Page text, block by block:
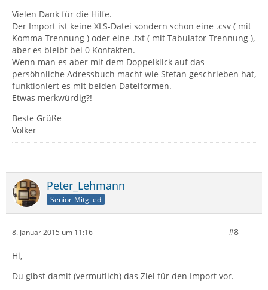
Vielen Dank für die Hilfe.
Der Import ist keine XLS-Datei sondern schon eine .csv ( mit
Komma Trennung ) oder eine .txt ( mit Tabulator Trennung ),
aber es bleibt bei 0 Kontakten.
Wenn man es aber mit dem Doppelklick auf das
persöhnliche Adressbuch macht wie Stefan geschrieben hat,
funktioniert es mit beiden Dateiformen.
Etwas merkwürdig?!
Beste Grüße
Volker
Peter_Lehmann
Senior-Mitglied
8. Januar 2015 um 11:16 #8
Hi,
Du gibst damit (vermutlich) das Ziel für den Import vor.